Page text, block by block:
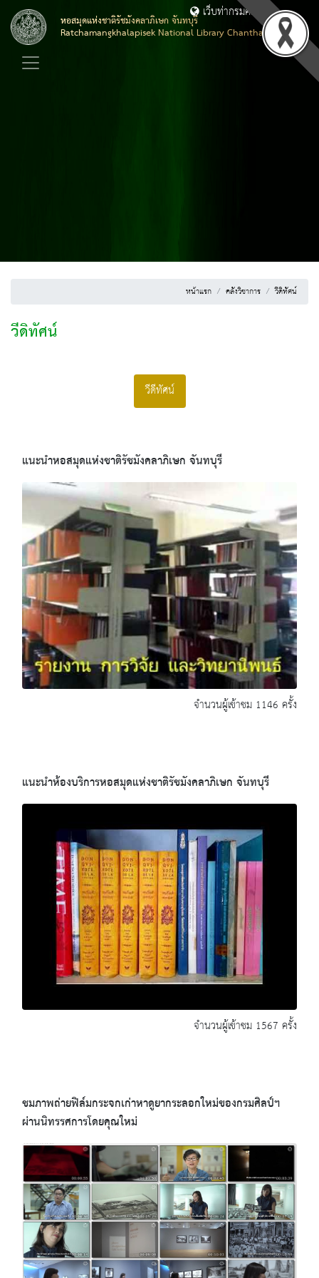
หอสมุดแห่งชาติรัชมังคลาภิเษก จันทบุรี
Ratchamangkhalapisek National Library Chanthaburi
เว็บท่ากรมศิลปากร
หน้าแรก คลังวิชาการ วีดิทัศน์
วีดิทัศน์
วีดีทัศน์
แนะนำหอสมุดแห่งชาติรัชมังคลาภิเษก จันทบุรี
จำนวนผู้เข้าชม 1146 ครั้ง
แนะนำห้องบริการหอสมุดแห่งชาติรัชมังคลาภิเษก จันทบุรี
จำนวนผู้เข้าชม 1567 ครั้ง
ชมภาพถ่ายฟิล์มกระจกเก่าหาดูยากระลอกใหม่ของกรมศิลป์ฯ
ผ่านนิทรรศการโดยคุณใหม่